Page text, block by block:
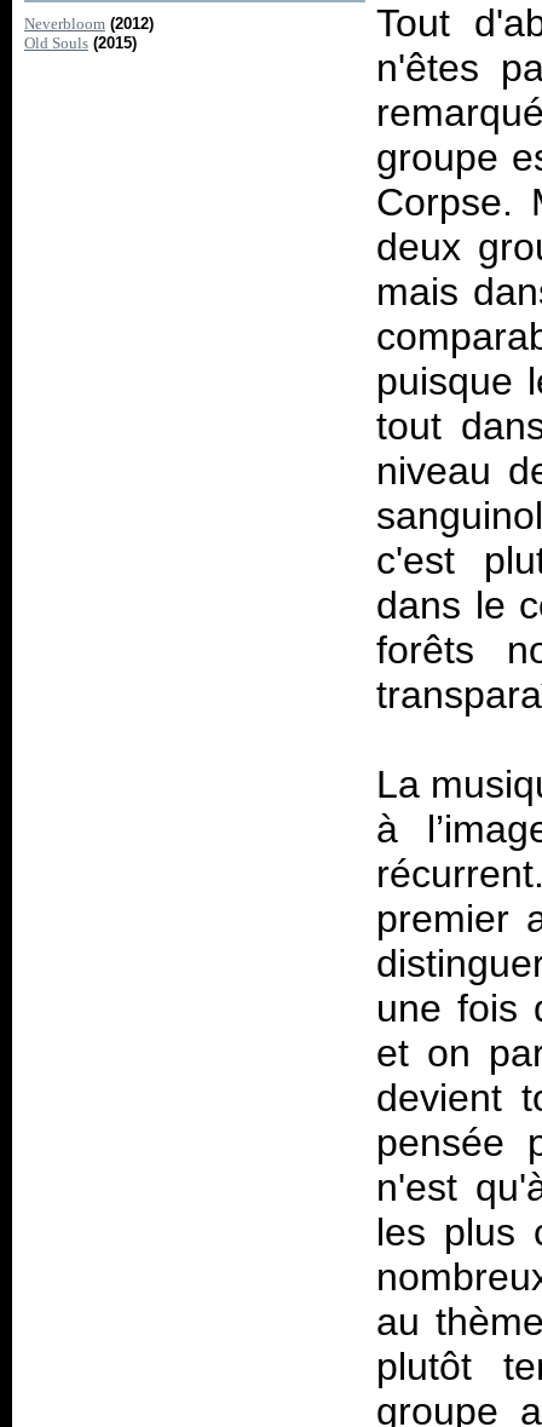
Neverbloom (2012)
Old Souls (2015)
Tout
n'êtes
groupe
Corpse.
deux
mais
puisque
tout
niveau
c'est
dans le
forêts
La
à
premier
une fois
et on
devient
pensée
n'est
les plus
au
plutôt
groupe